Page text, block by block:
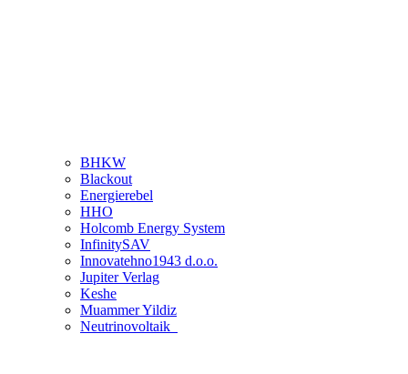
BHKW
Blackout
Energierebel
HHO
Holcomb Energy System
InfinitySAV
Innovatehno1943 d.o.o.
Jupiter Verlag
Keshe
Muammer Yildiz
Neutrinovoltaik